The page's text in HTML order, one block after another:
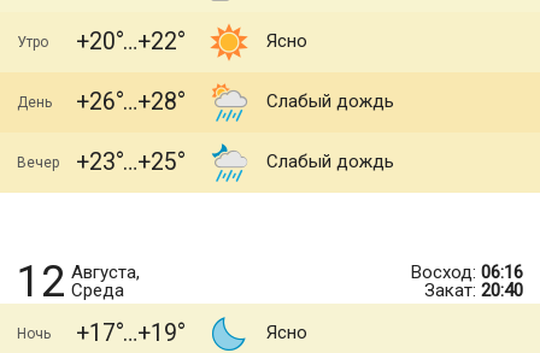
Утро +20 +22 Ясно
День +26 +28 Слабый дождь
Вечер +23 +25 Слабый дождь
12 Августа,
Среда
Восход: 06:16
Закат: 20:40
Ночь +17 +19 Ясно